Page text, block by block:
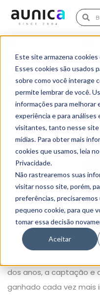
Este site armazena
Esses cookies são usados
sobre como você interage
permite lembrar de você.
informações para melhorar
experiência e para
visitantes, tanto nesse
mídias. Para obter mais
cookies que usamos, leia
Privacidade.
Não rastrearemos suas
visitar nosso site, porém,
preferências, precisaremos
pequeno cookie, para que
tomar essa decisão
Aceitar
Gleissieli Souza
Dados e
marketing
No mundo do
a criação de
dos anos, a captação e
ganhado cada vez mais